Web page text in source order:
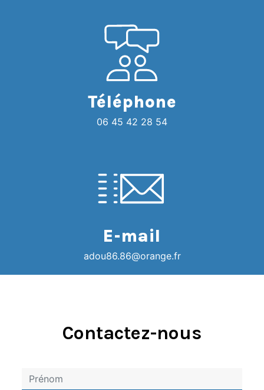
Téléphone
06 45 42 28 54
E-mail
adou86.86@orange.fr
Contactez-nous